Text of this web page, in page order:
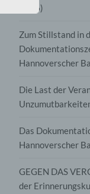
2026)
Zum Stillstand in
Hannoverscher
Die Last der
Das
Hannoverscher
GEGEN DAS
der